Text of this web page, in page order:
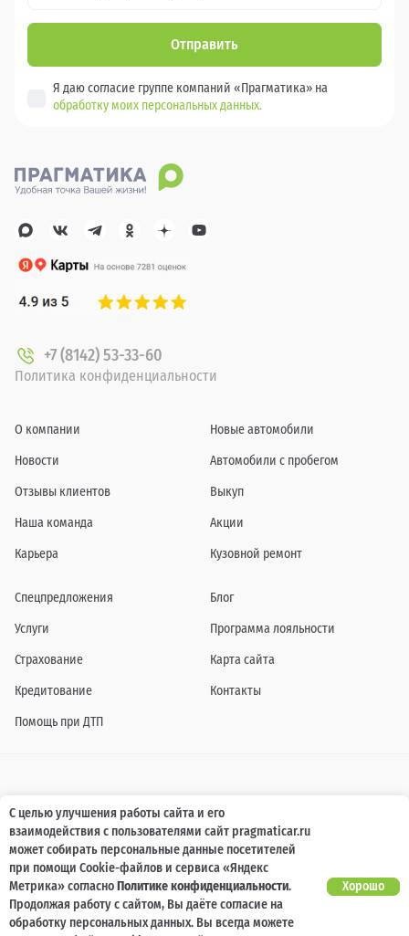
Отправить
Я даю согласие группе компаний «Прагматика» на
обработку моих персональных данных.
+7 (8142) 53-33-60
Политика конфиденциальности
О компании
Новости
Отзывы клиентов
Наша команда
Карьера
Новые автомобили
Автомобили с пробегом
Выкуп
Акции
Кузовной ремонт
Спецпредложения
Услуги
Страхование
Кредитование
Помощь при ДТП
Блог
Программа лояльности
Карта сайта
Контакты
Информация о технических характеристиках, составе комплектаций, цветовой
гамме и стоимости автомобилей, а также действующих акциях, сроках и условиях
их проведения, указанных на сайте www.pragmaticar.ru, носит информационный
характер и ни при каких условиях не является публичной офертой,
определяемой положениями пунктом 2 статьи 437 Гражданского кодекса
Российской Федерации. Для получения подробной информации обращайтесь к
специалистам нашей компании.
© ПРАГМАТИКА, 2026
С целью улучшения работы сайта и его
взаимодействия с пользователями сайт pragmaticar.ru
может собирать персональные данные посетителей
при помощи Cookie-файлов и сервиса «Яндекс
Метрика» согласноПолитике конфиденциальности.
Продолжая работу с сайтом, Вы даёте согласие на
обработку персональных данных. Вы всегда можете
Хорошо